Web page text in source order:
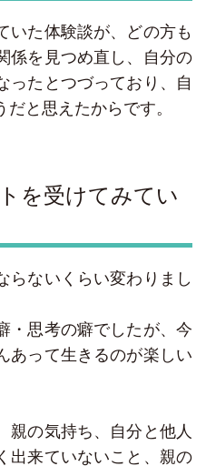
いた体験談が、どの方も
係を見つめ直し、自分の
ったとつづっており、自
と思えたからです。
を受けてみてい
らないくらい変わりまし
・思考の癖でしたが、今
あって生きるのが楽しい
親の気持ち、自分と他人
出来ていないこと、親の